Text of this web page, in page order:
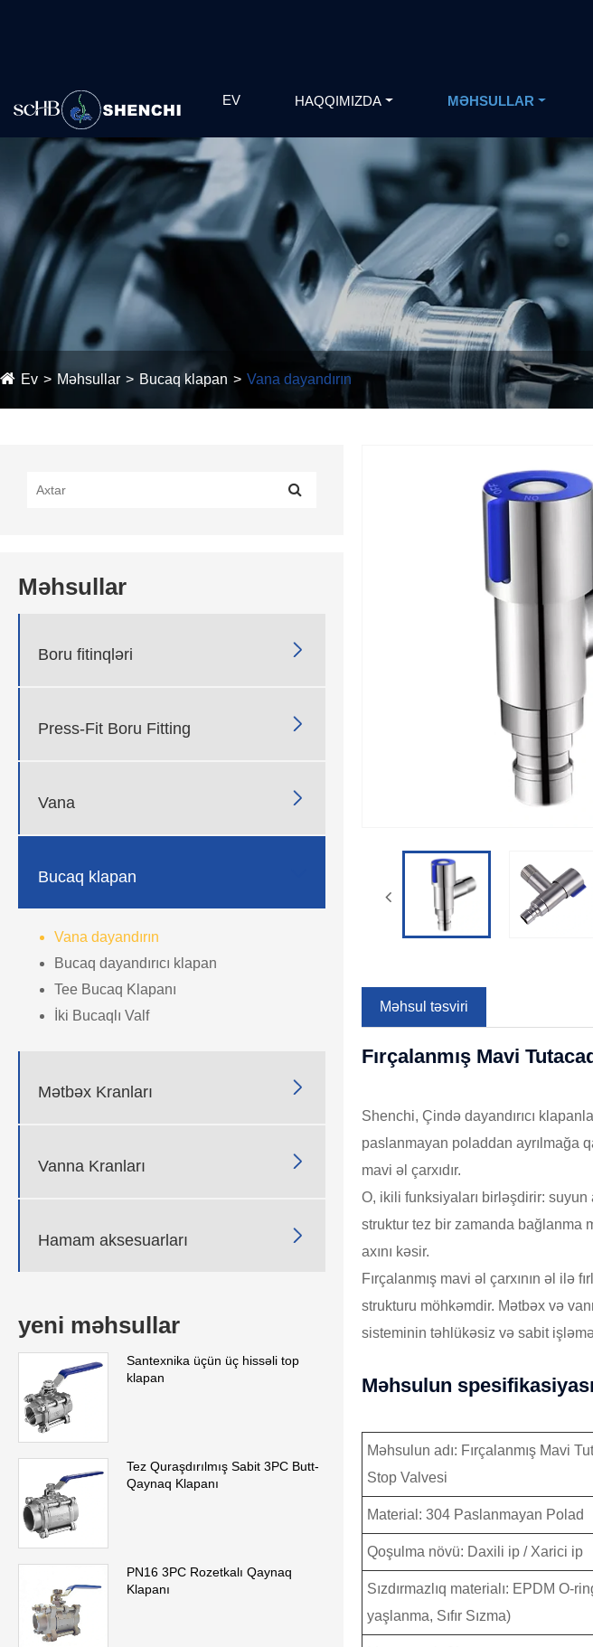
EV HAQQIMIZDA MƏHSULLAR
Ev Məhsullar Bucaq klapan Vana dayandırın
Məhsullar
Boru fitinqləri 
Press-Fit Boru Fitting 
Vana 
Bucaq klapan
Vana dayandırın
Bucaq dayandırıcı klapan
Tee Bucaq Klapanı
İki Bucaqlı Valf
Mətbəx Kranları 
Vanna Kranları 
Hamam aksesuarları 
yeni məhsullar
Santexnika üçün üç hissəli top
klapan
Tez Quraşdırılmış Sabit 3PC Butt-
Qaynaq Klapanı
PN16 3PC Rozetkalı Qaynaq
Klapanı
Məhsul təsviri
Fırçalanmış Mavi
Shenchi, Çində dayandırıcı
paslanmayan poladdan ayrılmağa
mavi əl çarxıdır.
O, ikili funksiyaları birləşdirir: suyun
struktur tez bir zamanda bağlanma
axını kəsir.
Fırçalanmış mavi əl çarxının əl ilə
strukturu möhkəmdir. Mətbəx və
sisteminin təhlükəsiz və sabit
Məhsulun spesifikasiyası
Məhsulun adı: Fırçalanmış Mavi
Stop Valvesi
Material: 304 Paslanmayan Polad
Qoşulma növü: Daxili ip / Xarici ip
Sızdırmazlıq materialı: EPDM O-
yaşlanma, Sıfır Sızma)